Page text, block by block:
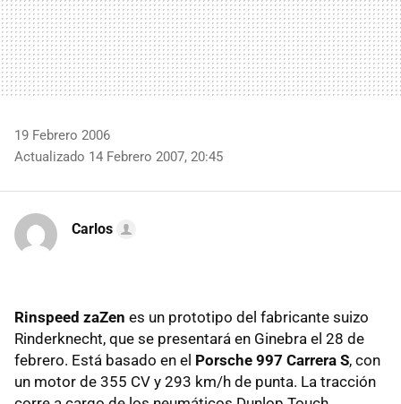
19 Febrero 2006
Actualizado 14 Febrero 2007, 20:45
Carlos
Rinspeed zaZen es un prototipo del fabricante suizo
Rinderknecht, que se presentará en Ginebra el 28 de
febrero. Está basado en el Porsche 997 Carrera S, con
un motor de 355 CV y 293 km/h de punta. La tracción